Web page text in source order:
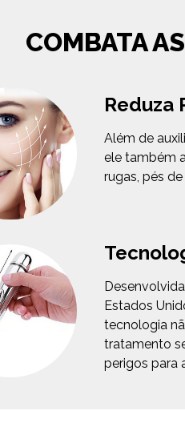
COMBATA
Reduza
Além de
ele também
rugas, pés
Estados
tecnologia
tratamento
perigos para